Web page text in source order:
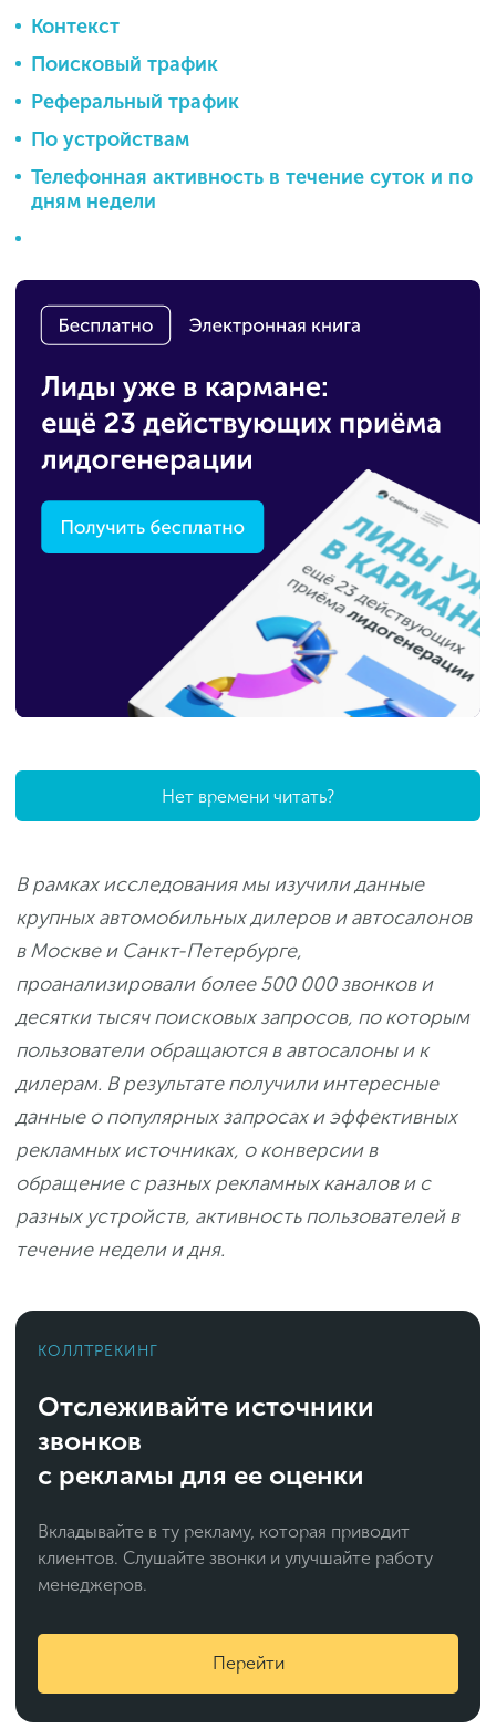
Контекст
Поисковый трафик
Реферальный трафик
По устройствам
Телефонная активность в течение суток и по
дням недели
Нет времени читать?
В рамках исследования мы изучили данные
крупных автомобильных дилеров и автосалонов
в Москве и Санкт-Петербурге,
проанализировали более 500 000 звонков и
десятки тысяч поисковых запросов, по которым
пользователи обращаются в автосалоны и к
дилерам. В результате получили интересные
данные о популярных запросах и эффективных
рекламных источниках, о конверсии в
обращение с разных рекламных каналов и с
разных устройств, активность пользователей в
течение недели и дня.
КОЛЛТРЕКИНГ
Отслеживайте источники
звонков
с рекламы для ее оценки
Вкладывайте в ту рекламу, которая приводит
клиентов. Слушайте звонки и улучшайте работу
менеджеров.
Перейти